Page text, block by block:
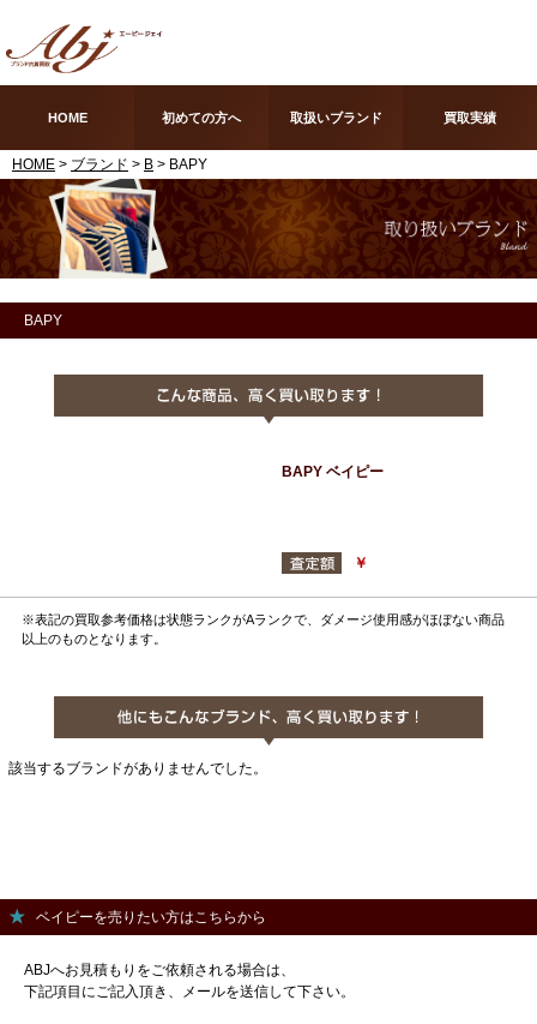
HOME 初めての方へ 取扱いブランド 買取実績
HOME > ブランド > B > BAPY
BAPY
BAPY ベイピー
￥
※表記の買取参考価格は状態ランクがAランクで、ダメージ使用感がほぼない商品
以上のものとなります。
該当するブランドがありませんでした。
ベイピーを売りたい方はこちらから
ABJへお見積もりをご依頼される場合は、
下記項目にご記入頂き、メールを送信して下さい。